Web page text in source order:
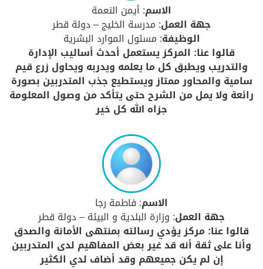
الاسم: أيمن النعمة
جهة العمل: مدرسة الخليج – دولة قطر
الوظيفة: مسئول الموارد البشرية
قالوا عنا: المركز يستعمل أحدث أساليب الإدارة
والتدريب ويطبق كل ما يعلمه ويدربه ويحاول زرع قيم
سامية والمحاور ممتاز ويستطيع جذب المتدربين بصورة
رائعة ولا يمل من الشرح حتى يتأكد من وصول المعلومة
جزاه الله كل خير
الاسم: فاطمة رجا
جهة العمل: وزارة البلدية و البيئة – دولة قطر
قالوا عنا: مركز يؤدي رسالته بمنتهى الأمانة والصدق
وأنا على ثقة أنه قد غير بعض المفاهيم لدى المتدربين
إن لم يكن جميعهم وقد أضاف لدي الكثير